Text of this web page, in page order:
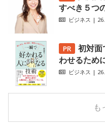
すべき５つ
ビジネス |
初対面
わせるため
ビジネス |
も